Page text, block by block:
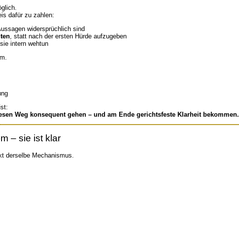
dafür zu zahlen:
widersprüchlich sind
, statt nach der ersten Hürde aufzugeben
intern wehtun
Weg konsequent gehen – und am Ende gerichtsfeste Klarheit bekommen.
– sie ist klar
derselbe Mechanismus.